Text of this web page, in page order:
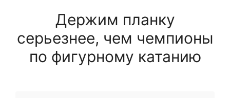
Держим планку
серьезнее, чем чемпионы
по фигурному катанию